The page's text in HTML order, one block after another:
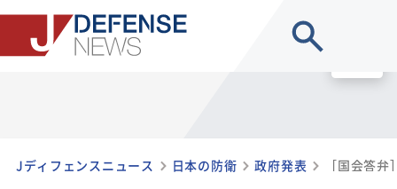
Jディフェンスニュース 日本の防衛 政府発表